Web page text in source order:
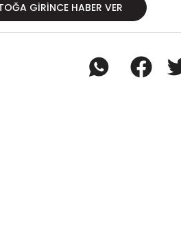
GIRINCE HABER VER